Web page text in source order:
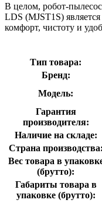
В целом, робот-
LDS (MJST1S)
комфорт, чистоту и
Тип товара:
Бренд:
Модель:
Гарантия
производителя:
Наличие на складе:
Страна производства:
Вес товара в
(брутто):
Габариты товара в
упаковке (брутто):